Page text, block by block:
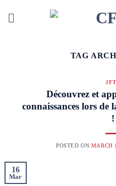
TAG
Découvrez et
connaissances lors de
!
POSTED ON MARCH
16
Mar